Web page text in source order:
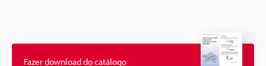
Fazer download do catálogo